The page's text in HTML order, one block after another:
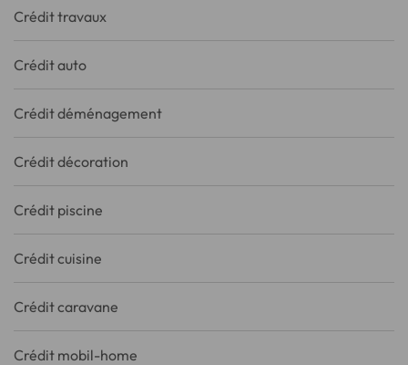
Crédit travaux
Crédit auto
Crédit déménagement
Crédit décoration
Crédit piscine
Crédit cuisine
Crédit caravane
Crédit mobil-home